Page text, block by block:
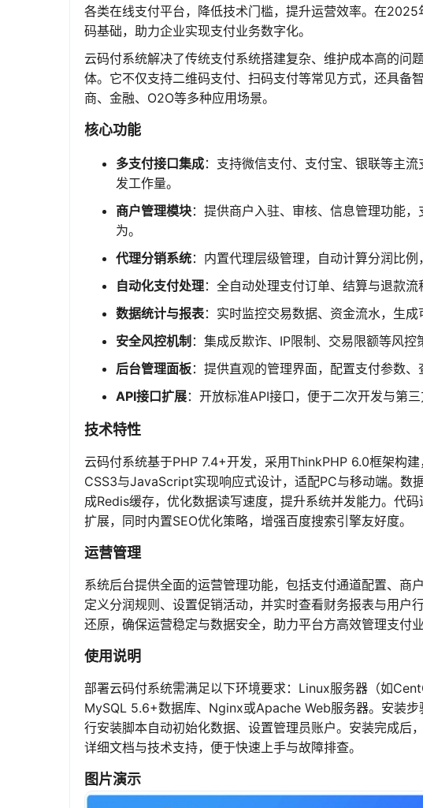
各类在线支付平台，降低技术门槛，提升运营效率。在
码基础，助力企业实现支付业务数字化。
云码付系统解决了传统支付系统搭建复杂、维护成本高的问
体。它不仅支持二维码支付、扫码支付等常见方式，还具备
商、金融、O2O等多种应用场景。
核心功能
多支付接口集成：支持微信支付、支付宝、银联等主
发工作量。
商户管理模块：提供商户入驻、审核、信息管理功能
为。
代理分销系统：内置代理层级管理，自动计算分润比
自动化支付处理：全自动处理支付订单、结算与退款
数据统计与报表：实时监控交易数据、资金流水，生成
安全风控机制 ：集成反欺诈、IP限制、交易限额等风控
后台管理面板：提供直观的管理界面，配置支付参数
API接口扩展：开放标准API接口，便于二次开发与第
技术特性
云码付系统基于PHP 7.4+开发，采用ThinkPHP 6.0框架构
CSS3与JavaScript实现响应式设计，适配PC与移动端。数
成Redis缓存，优化数据读写速度，提升系统并发能力。代
扩展，同时内置SEO优化策略，增强百度搜索引擎友好度。
运营管理
系统后台提供全面的运营管理功能，包括支付通道配置、商
定义分润规则、设置促销活动，并实时查看财务报表与用户
还原，确保运营稳定与数据安全，助力平台方高效管理支付业
使用说明
部署云码付系统需满足以下环境要求：Linux服务器（如
MySQL 5.6+数据库、Nginx或Apache Web服务器。安装
行安装脚本自动初始化数据、设置管理员账户。安装完成后
详细文档与技术支持，便于快速上手与故障排查。
图片演示